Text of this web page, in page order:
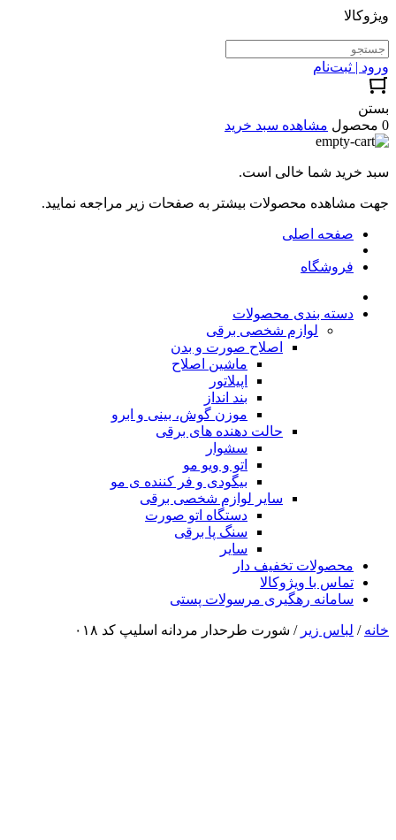
ویژوکالا
ورود | ثبت‌نام
بستن
0 محصول
مشاهده سبد خرید
سبد خرید شما خالی است.
جهت مشاهده محصولات بیشتر به صفحات زیر مراجعه نمایید.
صفحه اصلی
فروشگاه
دسته بندی محصولات
لوازم شخصی برقی
اصلاح صورت و بدن
ماشین اصلاح
اپیلاتور
بند انداز
موزن گوش، بینی و ابرو
حالت دهنده های برقی
سشوار
اتو و ویو مو
بیگودی و فر کننده ی مو
سایر لوازم شخصی برقی
دستگاه اتو صورت
سنگ پا برقی
سایر
محصولات تخفیف دار
تماس با ویژوکالا
سامانه رهگیری مرسولات پستی
خانه / لباس زیر / شورت طرحدار مردانه اسلیپ کد ۰۱۸